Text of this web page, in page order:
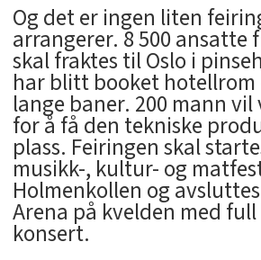
Og det er ingen liten
arrangerer. 8 500 ansatte
skal fraktes til Oslo i
har blitt booket hotellrom
lange baner. 200 mann
for å få den tekniske
plass. Feiringen skal
musikk-, kultur- og
Holmenkollen og
Arena på kvelden med
konsert.